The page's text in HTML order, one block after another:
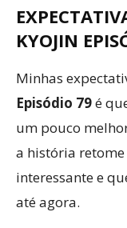
KYOJIN
Minhas
Episódio 79é
um pouco
a história
interessante e
até agora.